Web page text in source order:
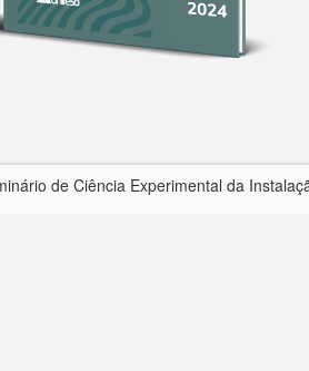
de Ciência Experimental da